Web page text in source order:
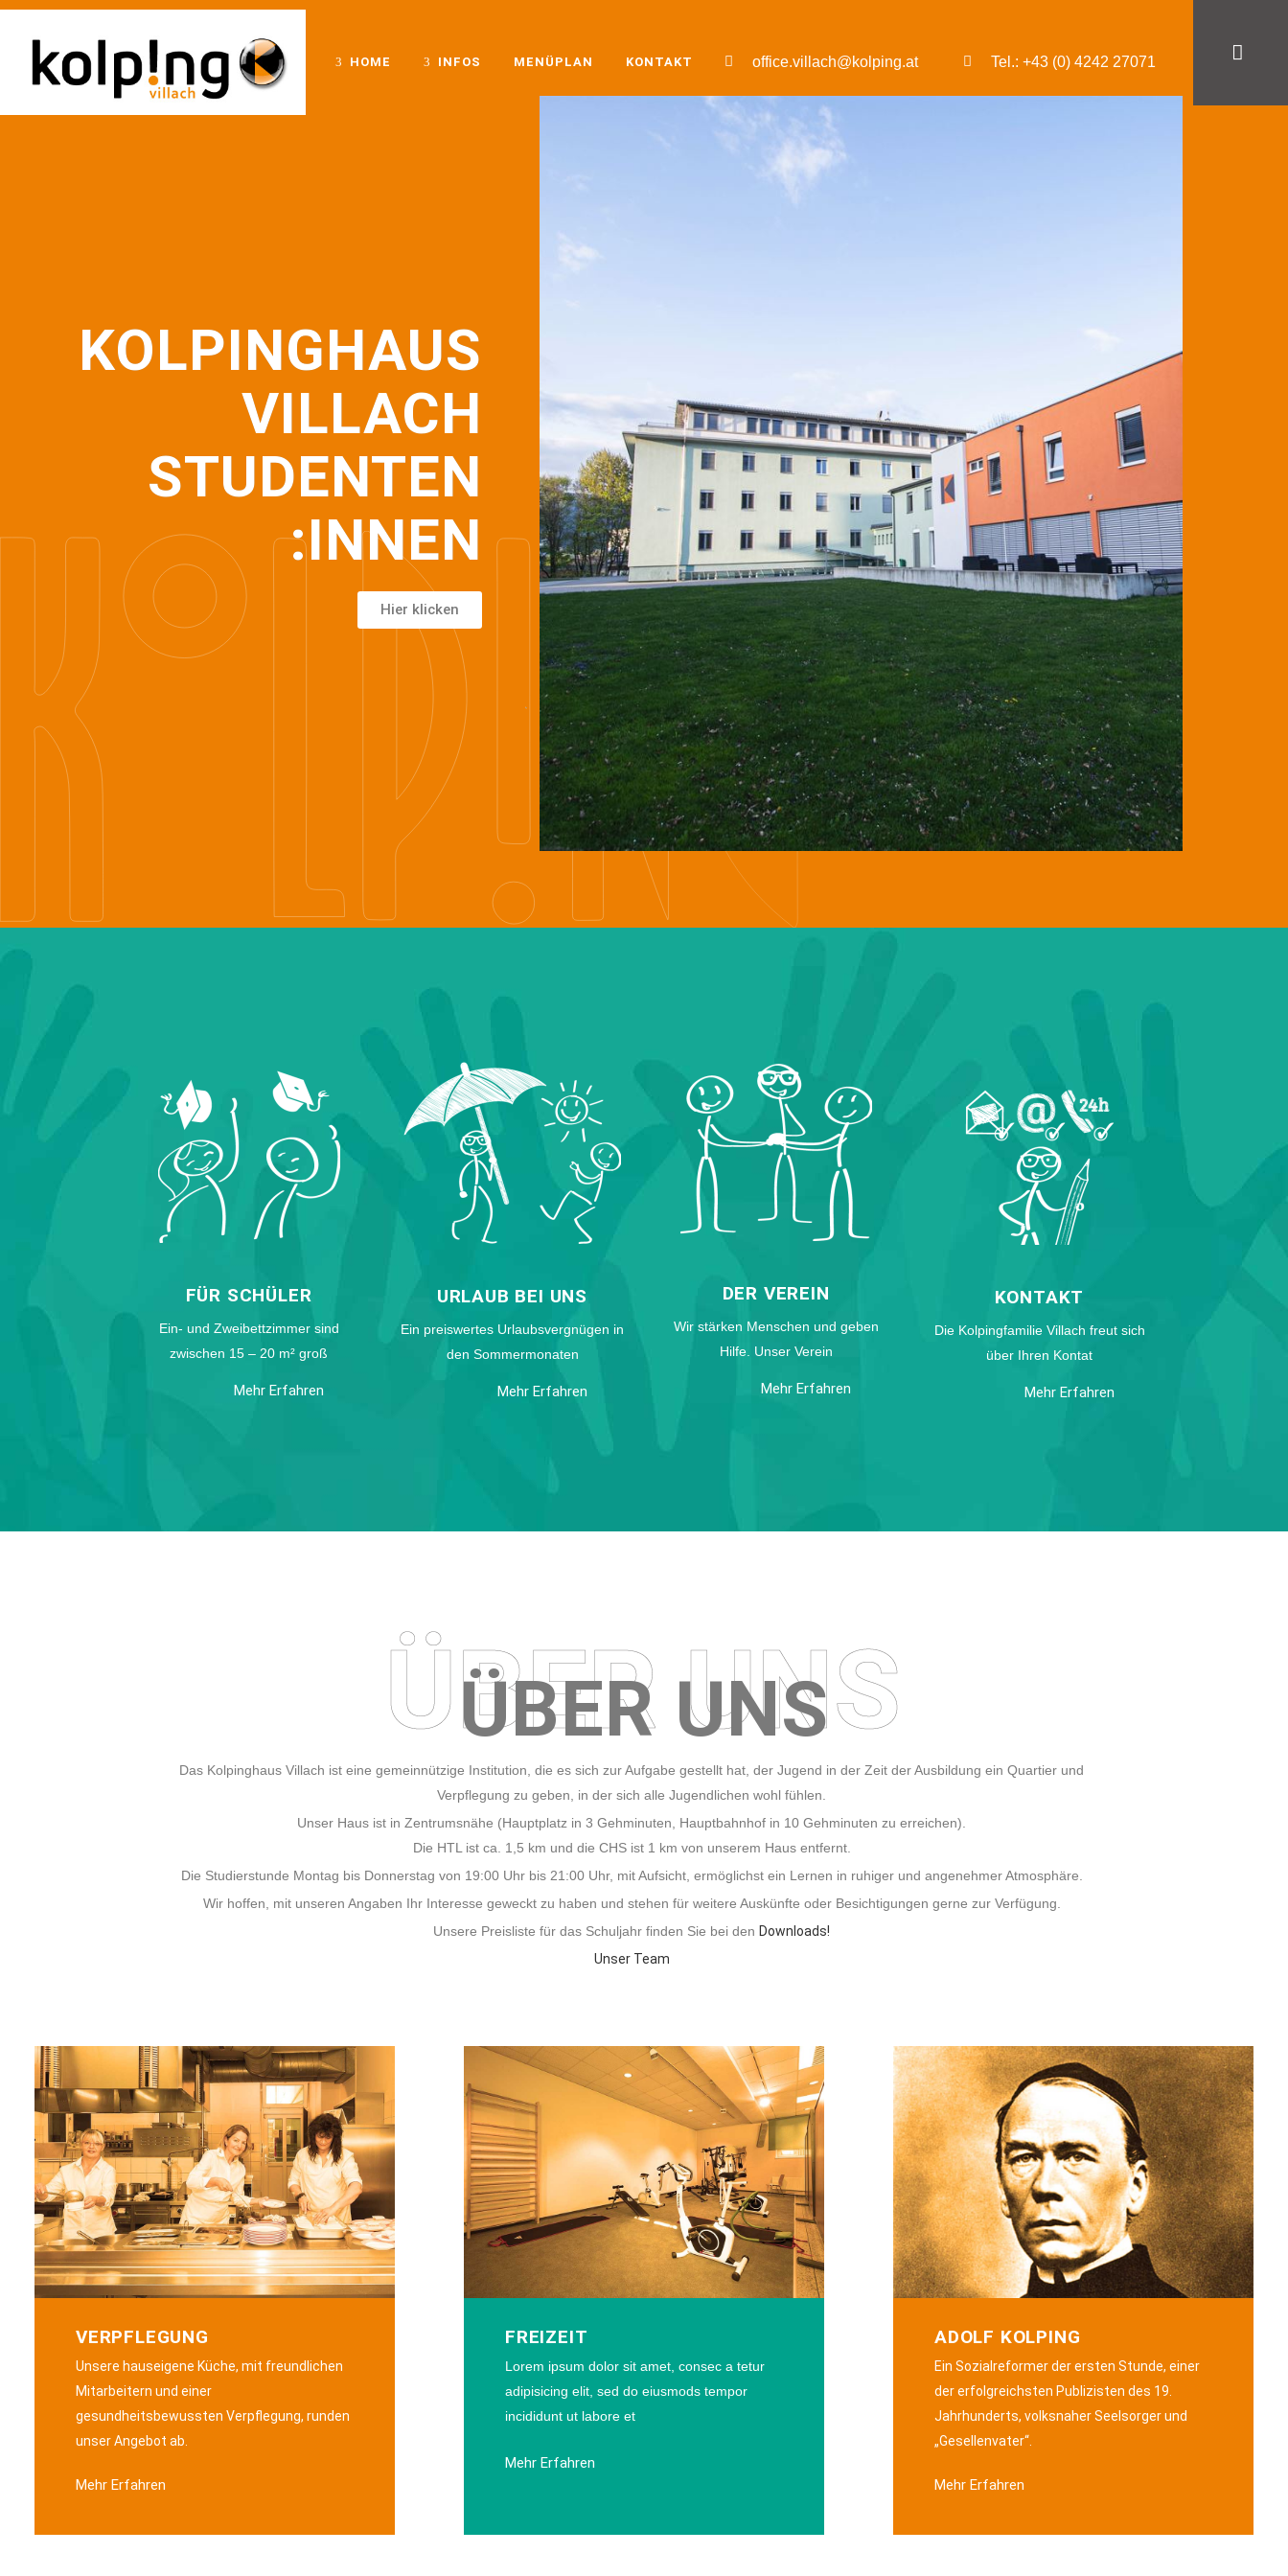
office.villach@kolping.at Tel.: +43 (0) 4242 27071
HOME INFOS MENÜPLAN KONTAKT
KOLPINGHAUS
VILLACH
STUDENTEN
:INNEN
Hier klicken
FÜR SCHÜLER
Ein- und Zweibettzimmer sind
zwischen 15 – 20 m² groß
Mehr Erfahren
URLAUB BEI UNS
Ein preiswertes Urlaubsvergnügen in
den Sommermonaten
Mehr Erfahren
DER VEREIN
Wir stärken Menschen und geben
Hilfe. Unser Verein
Mehr Erfahren
KONTAKT
Die Kolpingfamilie Villach freut sich
über Ihren Kontat
Mehr Erfahren
ÜBER UNS
Das Kolpinghaus Villach ist eine gemeinnützige Institution, die es sich zur Aufgabe gestellt hat, der Jugend in der Zeit der Ausbildung ein Quartier und
Verpflegung zu geben, in der sich alle Jugendlichen wohl fühlen.
Unser Haus ist in Zentrumsnähe (Hauptplatz in 3 Gehminuten, Hauptbahnhof in 10 Gehminuten zu erreichen).
Die HTL ist ca. 1,5 km und die CHS ist 1 km von unserem Haus entfernt.
Die Studierstunde Montag bis Donnerstag von 19:00 Uhr bis 21:00 Uhr, mit Aufsicht, ermöglichst ein Lernen in ruhiger und angenehmer Atmosphäre.
Wir hoffen, mit unseren Angaben Ihr Interesse geweckt zu haben und stehen für weitere Auskünfte oder Besichtigungen gerne zur Verfügung.
Unsere Preisliste für das Schuljahr finden Sie bei den Downloads!
Unser Team
VERPFLEGUNG
Unsere hauseigene Küche, mit freundlichen
Mitarbeitern und einer
gesundheitsbewussten Verpflegung, runden
unser Angebot ab.​
Mehr Erfahren
FREIZEIT
Lorem ipsum dolor sit amet, consec a tetur
adipisicing elit, sed do eiusmods tempor
incididunt ut labore et
Mehr Erfahren
ADOLF KOLPING
Ein Sozialreformer der ersten Stunde, einer
der erfolgreichsten Publizisten des 19.
Jahrhunderts, volksnaher Seelsorger und
„Gesellenvater“.
Mehr Erfahren